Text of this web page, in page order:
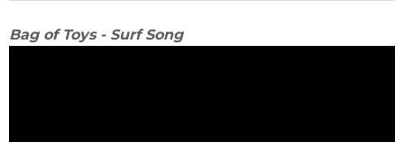
Bag of Toys - Surf Song